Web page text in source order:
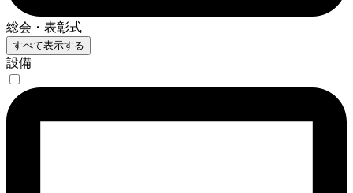
総会・表彰式
すべて表示する
設備